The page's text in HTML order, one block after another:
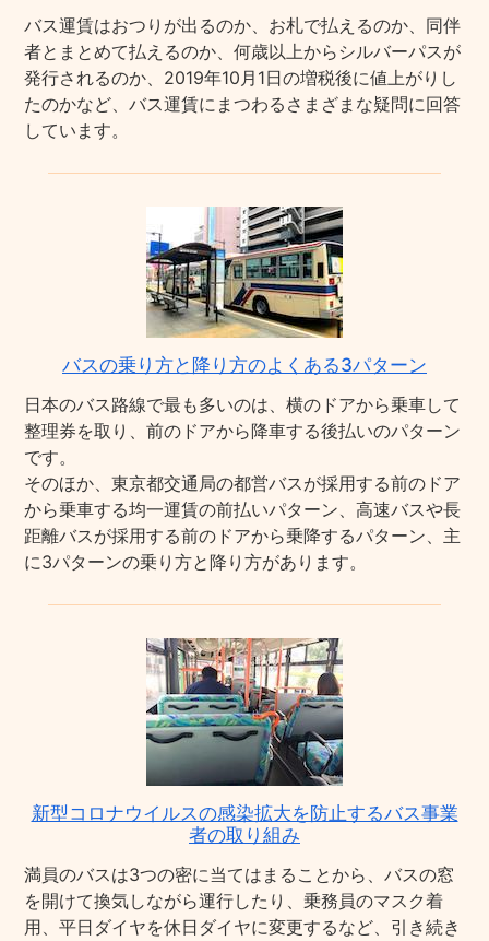
バス運賃はおつりが出るのか、お札で払えるのか、同伴
者とまとめて払えるのか、何歳以上からシルバーパスが
発行されるのか、2019年10月1日の増税後に値上がりし
たのかなど、バス運賃にまつわるさまざまな疑問に回答
しています。
バスの乗り方と降り方のよくある3パターン
日本のバス路線で最も多いのは、横のドアから乗車して
整理券を取り、前のドアから降車する後払いのパターン
です。
そのほか、東京都交通局の都営バスが採用する前のドア
から乗車する均一運賃の前払いパターン、高速バスや長
距離バスが採用する前のドアから乗降するパターン、主
に3パターンの乗り方と降り方があります。
新型コロナウイルスの感染拡大を防止するバス事業
者の取り組み
満員のバスは3つの密に当てはまることから、バスの窓
を開けて換気しながら運行したり、乗務員のマスク着
用、平日ダイヤを休日ダイヤに変更するなど、引き続き